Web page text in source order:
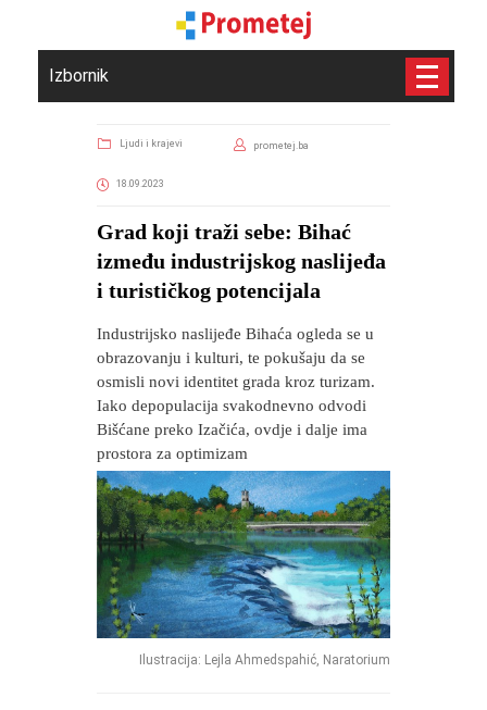
Izbornik
Ljudi i krajevi prometej.ba
18.09.2023
Grad koji traži sebe: Bihać
između industrijskog naslijeđa
i turističkog potencijala
Industrijsko naslijeđe Bihaća ogleda se u
obrazovanju i kulturi, te pokušaju da se
osmisli novi identitet grada kroz turizam.
Iako depopulacija svakodnevno odvodi
Bišćane preko Izačića, ovdje i dalje ima
prostora za optimizam
Ilustracija: Lejla Ahmedspahić, Naratorium